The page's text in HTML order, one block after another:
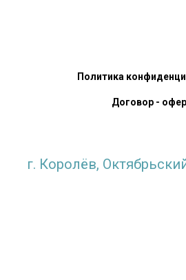
Политика
Договор -
г. Королёв,